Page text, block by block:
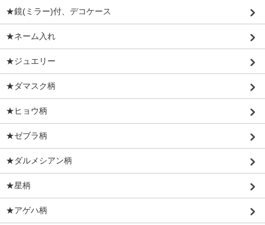
★鏡(ミラー)付、デコケース
★ネーム入れ
★ジュエリー
★ダマスク柄
★ヒョウ柄
★ゼブラ柄
★ダルメシアン柄
★星柄
★アゲハ柄